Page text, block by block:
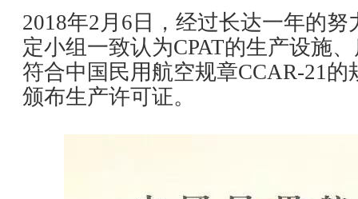
2018年2月6日，经过长达一年的
定小组一致认为CPAT的生产设施
符合中国民用航空规章CCAR-21的
颁布生产许可证。